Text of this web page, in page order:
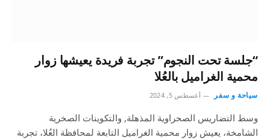
“جلسة تحت النجوم” تجربة فريدة يعيشها زوار
محمية الغراميل بالعُلا
سياحة و سفر أغسطس 5, 2024
وسط التضاريس الصحراوية المذهلة, والتكوينات الصخرية
الشامخة، يعيش زوار محمية الغراميل التابعة لمحافظة العُلا، تجربة